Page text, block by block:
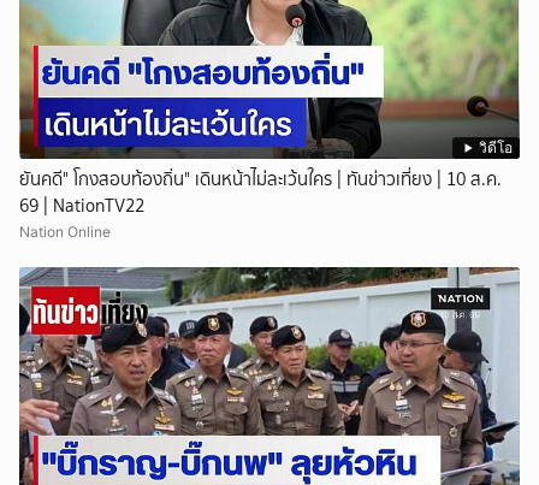
วิดีโอ
ยันคดี" โกงสอบท้องถิ่น" เดินหน้าไม่ละเว้นใคร | ทันข่าวเที่ยง | 10 ส.ค.
69 | NationTV22
Nation Online